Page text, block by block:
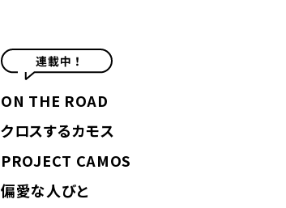
ON THE ROAD
クロスするカモス
PROJECT CAMOS
偏愛な人びと